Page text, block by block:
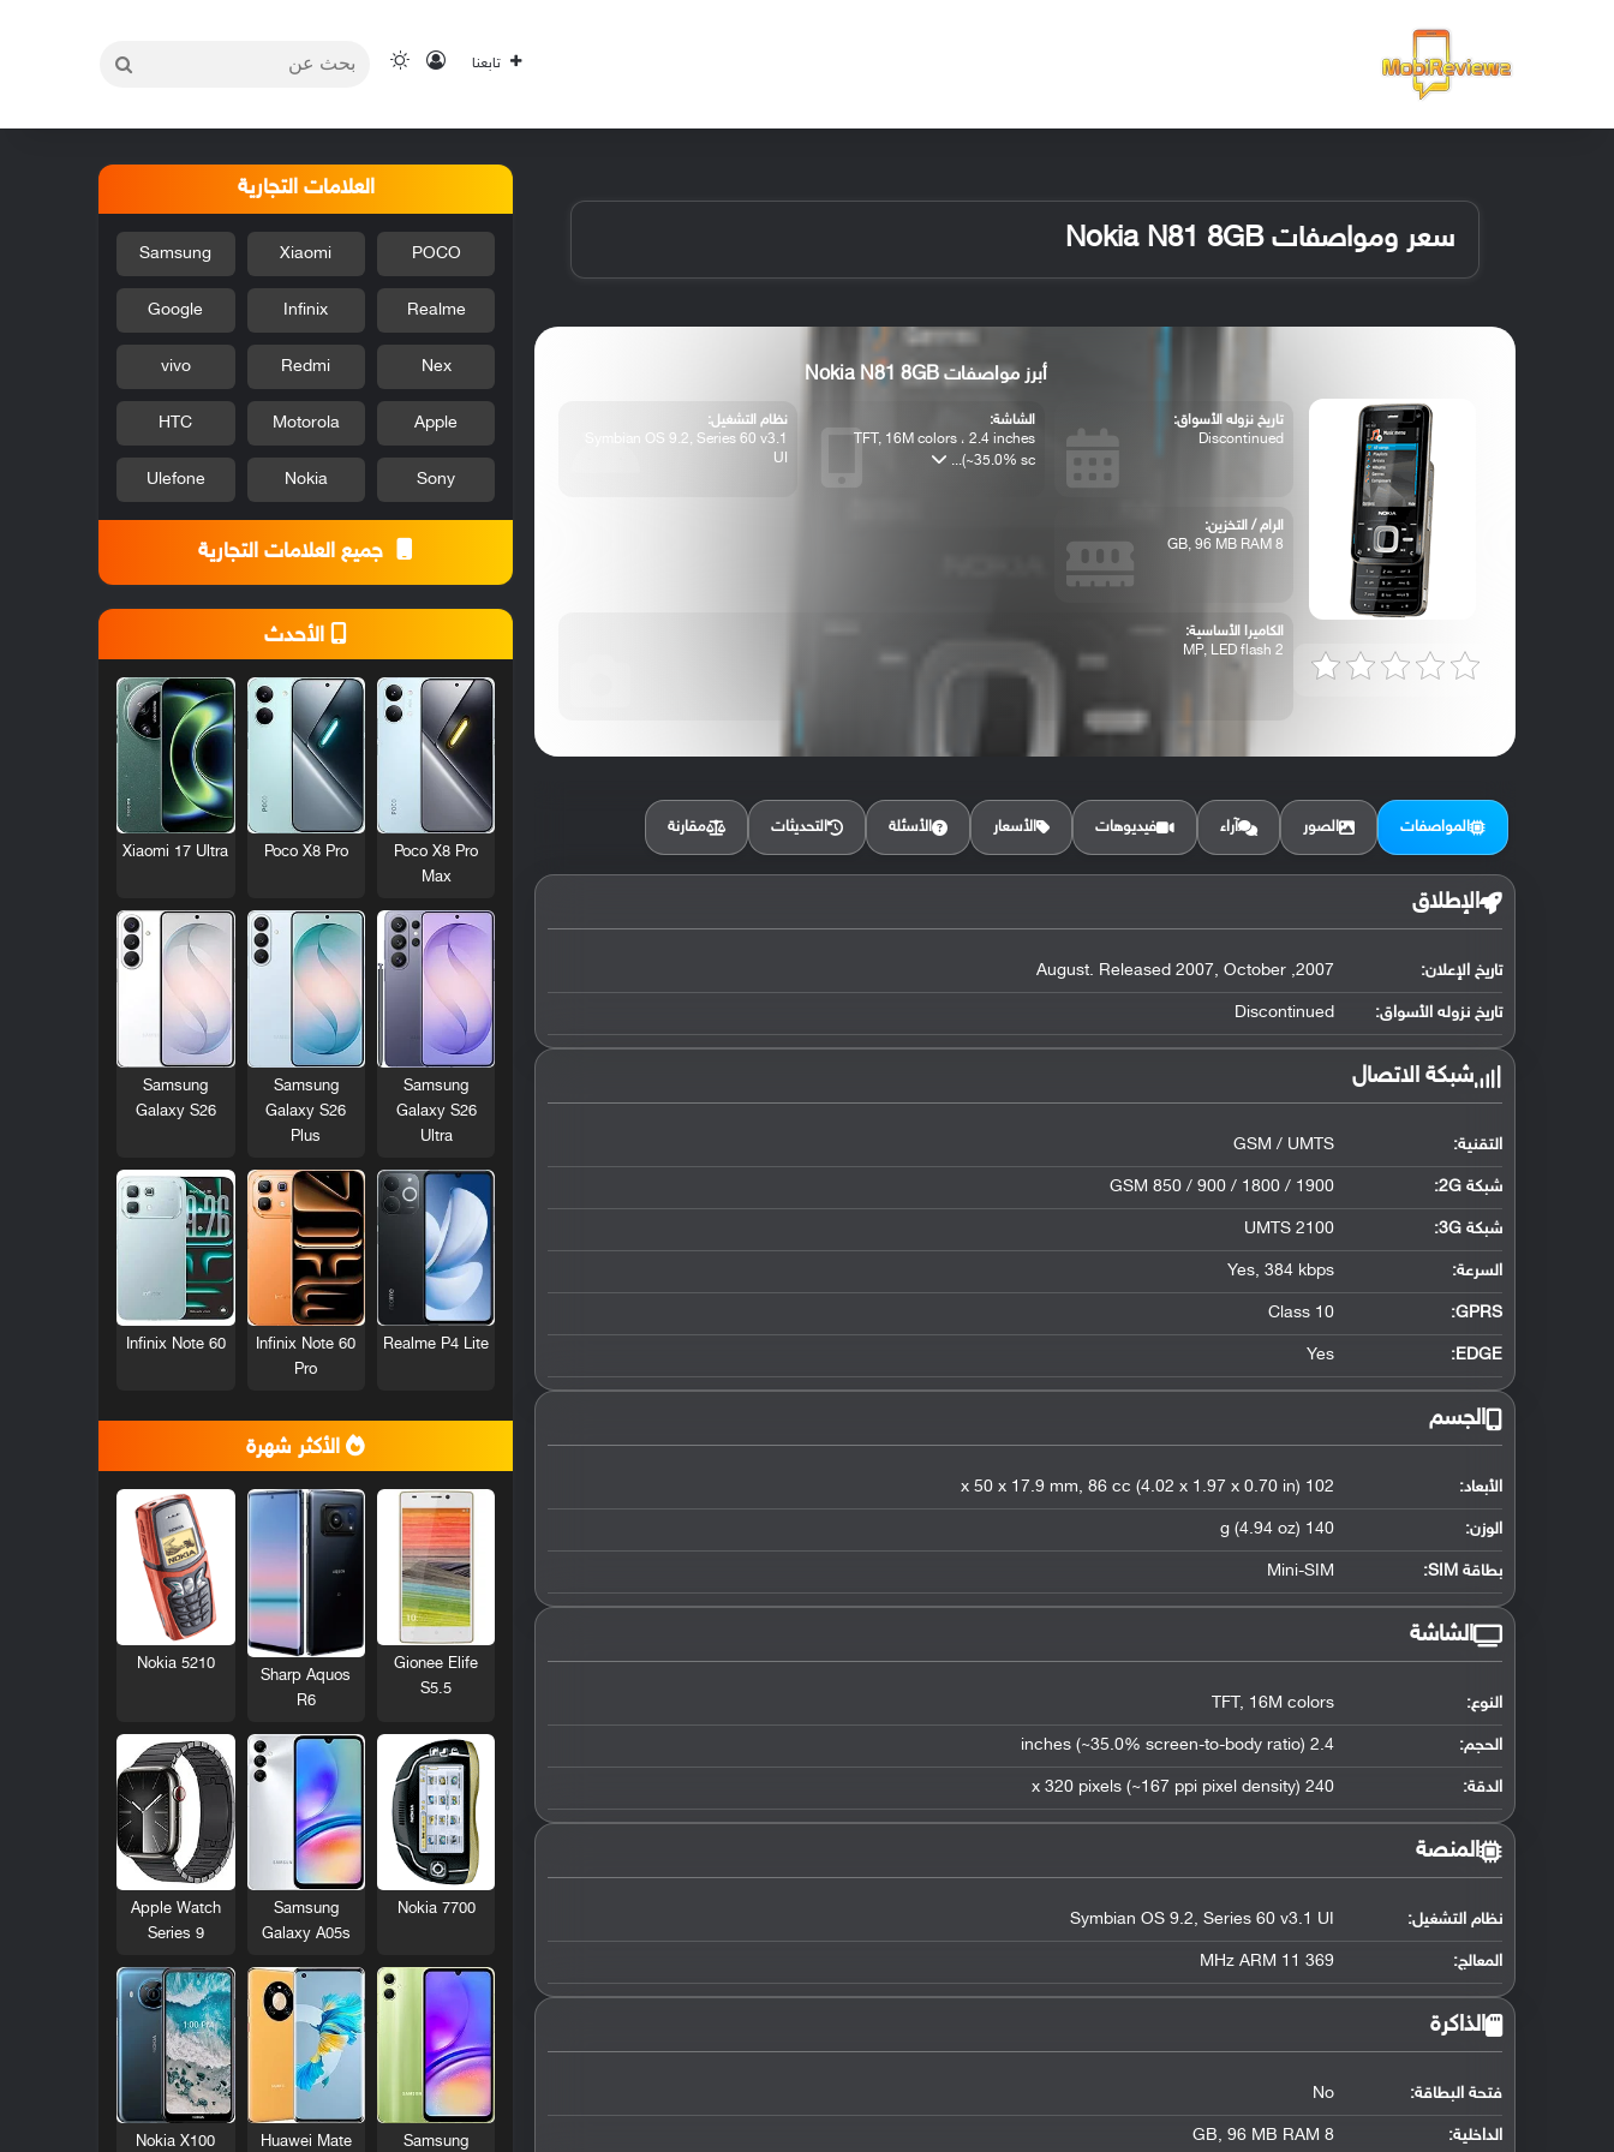
تابعنا تسجيل الدخول
الوضع المظلم
سعر ومواصفات Nokia N81 8GB
أبرز مواصفات Nokia N81 8GB
تاريخ نزوله الأسواق:
Discontinued
الشاشة:
TFT, 16M colors ، 2.4 inches
(~35.0% sc...
نظام التشغيل:
Symbian OS 9.2, Series 60 v3.1
UI
الرام / التخزين:
8 GB, 96 MB RAM
الكاميرا الأساسية:
2 MP, LED flash
المواصفات الصور آراء فيديوهات الأسعار الأسئلة التحديثات مقارنة
الإطلاق
تاريخ الإعلان: 2007, August. Released 2007, October
تاريخ نزوله الأسواق: Discontinued
شبكة الاتصال
التقنية: GSM / UMTS
شبكة 2G: GSM 850 / 900 / 1800 / 1900
شبكة 3G :
UMTS 2100
السرعة: Yes, 384 kbps
GPRS:
Class 10
EDGE:
Yes
الجسم
الأبعاد: 102 x 50 x 17.9 mm, 86 cc (4.02 x 1.97 x 0.70 in)
الوزن: 140 g (4.94 oz)
بطاقة SIM: Mini-SIM
الشاشة
النوع: TFT, 16M colors
الحجم: 2.4 inches (~35.0% screen-to-body ratio)
الدقة: 240 x 320 pixels (~167 ppi pixel density)
المنصة
نظام التشغيل:
Symbian OS 9.2, Series 60 v3.1 UI
المعالج:
369 MHz ARM 11
الذاكرة
فتحة البطاقة: No
الداخلية: 8 GB, 96 MB RAM
العلامات التجارية
POCO
Xiaomi
Samsung
Realme
Infinix
Google
Nex
Redmi
vivo
Apple
Motorola
HTC
Sony
Nokia
Ulefone
جميع العلامات التجارية
الأحدث
Poco X8 Pro
Max
Poco X8 Pro
Xiaomi 17 Ultra
Samsung
Galaxy S26
Ultra
Samsung
Galaxy S26
Plus
Samsung
Galaxy S26
Realme P4 Lite
Infinix Note 60
Pro
Infinix Note 60
الأكثر شهرة
Gionee Elife
S5.5
Sharp Aquos
R6
Nokia 5210
Nokia 7700
Samsung
Galaxy A05s
Apple Watch
Series 9
Samsung
Huawei Mate
Nokia X100